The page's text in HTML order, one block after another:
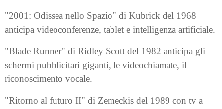
"2001: Odissea nello Spazio" di Kubrick del 1968
anticipa videoconferenze, tablet e intelligenza artificiale.
"Blade Runner" di Ridley Scott del 1982 anticipa gli
schermi pubblicitari giganti, le videochiamate, il
riconoscimento vocale.
"Ritorno al futuro II" di Zemeckis del 1989 con tv a